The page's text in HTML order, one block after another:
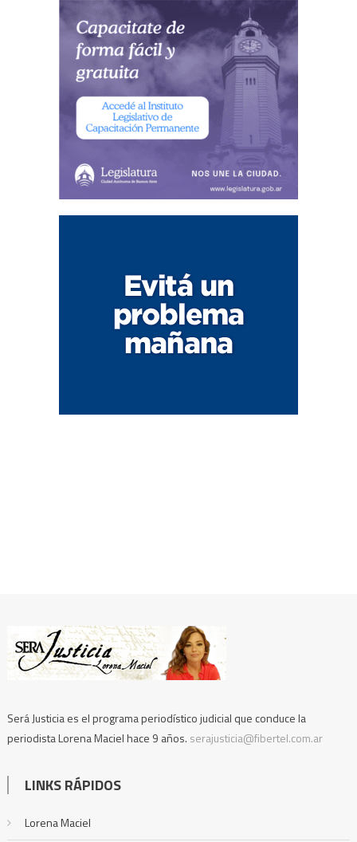
Será Justicia es el programa periodístico judicial que conduce la
periodista Lorena Maciel hace 9 años. serajusticia@fibertel.com.ar
LINKS RÁPIDOS
Lorena Maciel